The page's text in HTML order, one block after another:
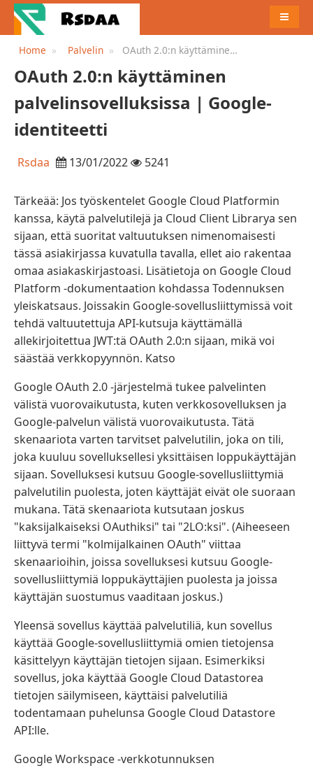
MENU
Home Palvelin
OAuth 2.0:n käyttäminen
Google-identiteetti
OAuth 2.0:n käyttäminen
palvelinsovelluksissa | Google-
identiteetti
Rsdaa 13/01/2022 5241
Tärkeää: Jos työskentelet Google Cloud Platformin
kanssa, käytä palvelutilejä ja Cloud Client Librarya sen
sijaan, että suoritat valtuutuksen nimenomaisesti
tässä asiakirjassa kuvatulla tavalla, ellet aio rakentaa
omaa asiakaskirjastoasi. Lisätietoja on Google Cloud
Platform -dokumentaation kohdassa Todennuksen
yleiskatsaus. Joissakin Google-sovellusliittymissä voit
tehdä valtuutettuja API-kutsuja käyttämällä
allekirjoitettua JWT:tä OAuth 2.0:n sijaan, mikä voi
säästää verkkopyynnön. Katso
Google OAuth 2.0 -järjestelmä tukee palvelinten
välistä vuorovaikutusta, kuten verkkosovelluksen ja
Google-palvelun välistä vuorovaikutusta. Tätä
skenaariota varten tarvitset palvelutilin, joka on tili,
joka kuuluu sovelluksellesi yksittäisen loppukäyttäjän
sijaan. Sovelluksesi kutsuu Google-sovellusliittymiä
palvelutilin puolesta, joten käyttäjät eivät ole suoraan
mukana. Tätä skenaariota kutsutaan joskus
"kaksijalkaiseksi OAuthiksi" tai "2LO:ksi". (Aiheeseen
liittyvä termi "kolmijalkainen OAuth" viittaa
skenaarioihin, joissa sovelluksesi kutsuu Google-
sovellusliittymiä loppukäyttäjien puolesta ja joissa
käyttäjän suostumus vaaditaan joskus.)
Yleensä sovellus käyttää palvelutiliä, kun sovellus
käyttää Google-sovellusliittymiä omien tietojensa
käsittelyyn käyttäjän tietojen sijaan. Esimerkiksi
sovellus, joka käyttää Google Cloud Datastorea
tietojen säilymiseen, käyttäisi palvelutiliä
todentamaan puhelunsa Google Cloud Datastore
API:lle.
Google Workspace -verkkotunnuksen